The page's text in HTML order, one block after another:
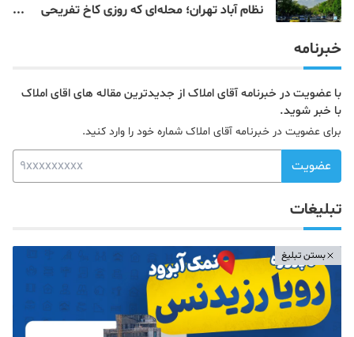
نظام‌ آباد تهران؛ محله‌ای که روزی کاخ تفریحی
خبرنامه
با عضویت در خبرنامه آقای املاک از جدیدترین مقاله های اقای املاک
با خبر شوید.
برای عضویت در خبرنامه آقای املاک شماره خود را وارد کنید.
عضویت
تبلیغات
بستن تبلیغ